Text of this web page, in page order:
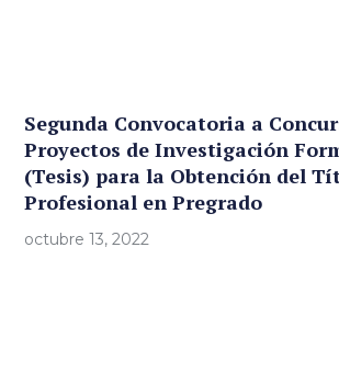
Segunda Convocatoria a
Proyectos de Investigación
(Tesis) para la Obtención del
Profesional en Pregrado
octubre 13, 2022